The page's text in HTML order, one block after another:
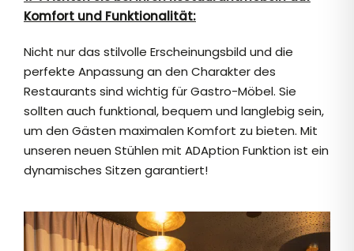
Komfort und Funktionalität:
Nicht nur das stilvolle Erscheinungsbild und die
perfekte Anpassung an den Charakter des
Restaurants sind wichtig für Gastro-Möbel. Sie
sollten auch funktional, bequem und langlebig sein,
um den Gästen maximalen Komfort zu bieten. Mit
unseren neuen Stühlen mit ADAption Funktion ist ein
dynamisches Sitzen garantiert!